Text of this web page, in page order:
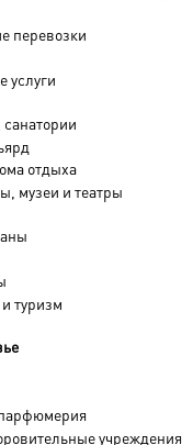
перевозки
услуги
отдыха
музеи и театры
туризм
учреждения